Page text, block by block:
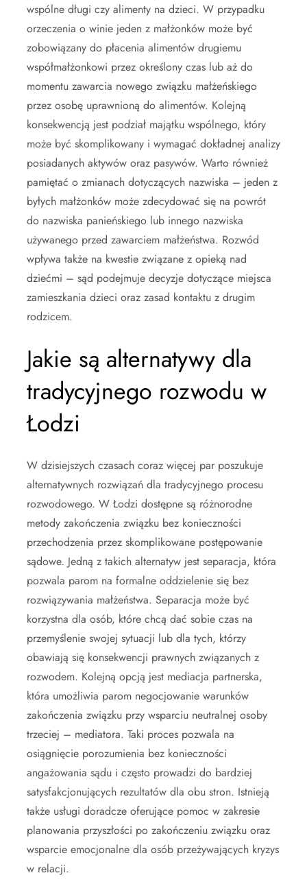
wspólne długi czy alimenty na dzieci. W przypadku
orzeczenia o winie jeden z małżonków może być
zobowiązany do płacenia alimentów drugiemu
współmałżonkowi przez określony czas lub aż do
momentu zawarcia nowego związku małżeńskiego
przez osobę uprawnioną do alimentów. Kolejną
konsekwencją jest podział majątku wspólnego, który
może być skomplikowany i wymagać dokładnej analizy
posiadanych aktywów oraz pasywów. Warto również
pamiętać o zmianach dotyczących nazwiska – jeden z
byłych małżonków może zdecydować się na powrót
do nazwiska panieńskiego lub innego nazwiska
używanego przed zawarciem małżeństwa. Rozwód
wpływa także na kwestie związane z opieką nad
dziećmi – sąd podejmuje decyzje dotyczące miejsca
zamieszkania dzieci oraz zasad kontaktu z drugim
rodzicem.
Jakie są alternatywy dla
tradycyjnego rozwodu w
Łodzi
W dzisiejszych czasach coraz więcej par poszukuje
alternatywnych rozwiązań dla tradycyjnego procesu
rozwodowego. W Łodzi dostępne są różnorodne
metody zakończenia związku bez konieczności
przechodzenia przez skomplikowane postępowanie
sądowe. Jedną z takich alternatyw jest separacja, która
pozwala parom na formalne oddzielenie się bez
rozwiązywania małżeństwa. Separacja może być
korzystna dla osób, które chcą dać sobie czas na
przemyślenie swojej sytuacji lub dla tych, którzy
obawiają się konsekwencji prawnych związanych z
rozwodem. Kolejną opcją jest mediacja partnerska,
która umożliwia parom negocjowanie warunków
zakończenia związku przy wsparciu neutralnej osoby
trzeciej – mediatora. Taki proces pozwala na
osiągnięcie porozumienia bez konieczności
angażowania sądu i często prowadzi do bardziej
satysfakcjonujących rezultatów dla obu stron. Istnieją
także usługi doradcze oferujące pomoc w zakresie
planowania przyszłości po zakończeniu związku oraz
wsparcie emocjonalne dla osób przeżywających kryzys
w relacji.